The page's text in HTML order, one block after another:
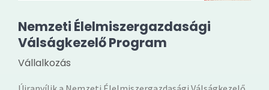
Nemzeti Élelmiszergazdasági
Válságkezelő Program
Vállalkozás